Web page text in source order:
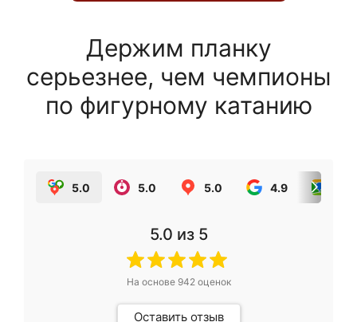
Держим планку
серьезнее, чем чемпионы
по фигурному катанию
5.0 5.0 5.0 4.9
5.0 из 5
На основе 942оценок
Оставить отзыв